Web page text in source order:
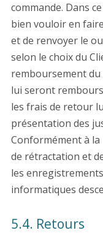
commande. Dans
bien vouloir en
et de renvoyer le
selon le choix du
remboursement du
lui seront
les frais de retour
présentation des
Conformément à
de rétractation et
les
informatiques
5.4. Retours